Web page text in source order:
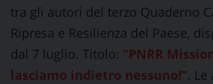
tra gli autori del terzo Quaderno
Ripresa e Resilienza del Paese,
dal 7 luglio. Titolo: “PNRR
lasciamo indietro nessuno!”.